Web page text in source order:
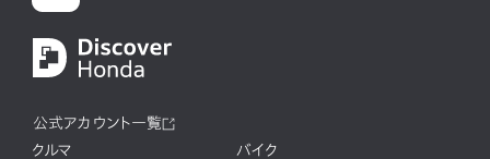
公式アカウント一覧
クルマ
バイク